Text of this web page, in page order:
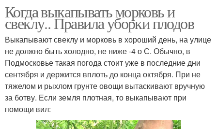
Когда выкапывать морковь и
свеклу.. Правила уборки плодов
Выкапывают свеклу и морковь в хороший день, на улице
не должно быть холодно, не ниже -4 о С. Обычно, в
Подмосковье такая погода стоит уже в последние дни
сентября и держится вплоть до конца октября. При не
тяжелом и рыхлом грунте овощи вытаскивают вручную
за ботву. Если земля плотная, то выкапывают при
помощи вил: